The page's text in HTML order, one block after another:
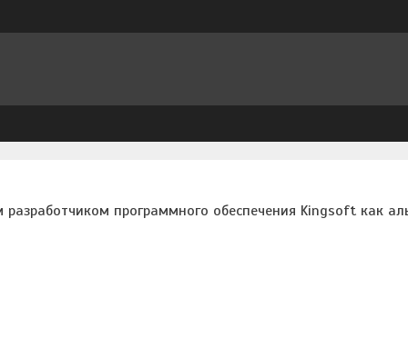
программного обеспечения Kingsoft как